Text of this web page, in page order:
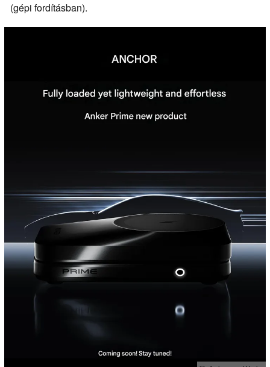
(gépi fordításban).